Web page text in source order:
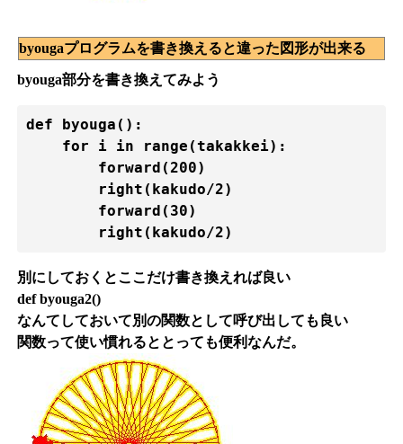
byougaプログラムを書き換えると違った図形が出来る
byouga部分を書き換えてみよう
def byouga():
    for i in range(takakkei):
        forward(200)
        right(kakudo/2)
        forward(30)
        right(kakudo/2)
別にしておくとここだけ書き換えれば良い
def byouga2()
なんてしておいて別の関数として呼び出しても良い
関数って使い慣れるととっても便利なんだ。